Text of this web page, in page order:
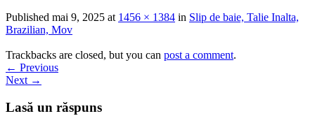
Published mai 9, 2025 at 1456 × 1384 in Slip de baie, Talie Inalta,
Brazilian, Mov
Trackbacks are closed, but you can post a comment.
← Previous
Next →
Lasă un răspuns